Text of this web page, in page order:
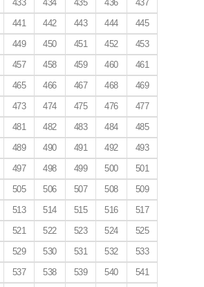
433 434 435 436
437
441 442 443 444
445
449 450 451 452
453
457 458 459 460
461
465 466 467 468
469
473 474 475 476
477
481 482 483 484
485
489 490 491 492
493
497 498 499 500
501
505 506 507 508
509
513 514 515 516
517
521 522 523 524
525
529 530 531 532
533
537 538 539 540
541